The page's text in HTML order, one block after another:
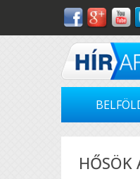
HŐSÖK